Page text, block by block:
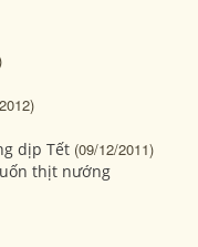
dịp Tết (09/12/2011)
thịt nướng